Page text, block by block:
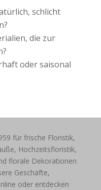
schlicht
die zur
oder saisonal
für frische Floristik,
Hochzeitsfloristik,
florale Dekorationen
Geschäfte,
oder entdecken